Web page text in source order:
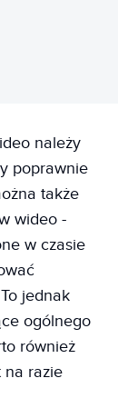
należy
poprawnie
także
wideo -
w czasie
jednak
ogólnego
również
na razie